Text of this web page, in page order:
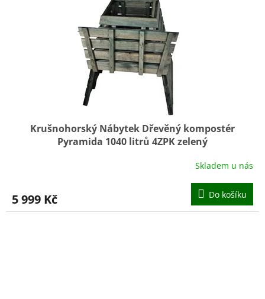
Krušnohorský Nábytek Dřevěný kompostér
Pyramida 1040 litrů 4ZPK zelený
Skladem u nás
5 999 Kč Do košíku